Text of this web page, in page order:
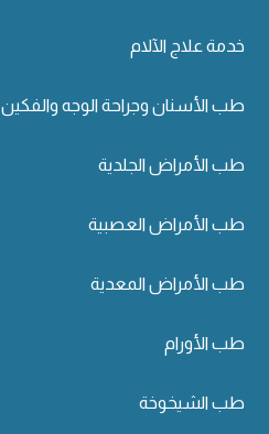
خدمة علاج الآلام
طب الأسنان وجراحة الوجه والفكين
طب الأمراض الجلدية
طب الأمراض العصبية
طب الأمراض المعدية
طب الأورام
طب الشيخوخة